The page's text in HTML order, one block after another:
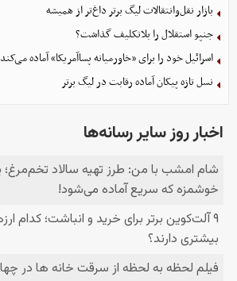
بازار نقل‌وانتقالات لیگ برتر داغ‌تر از همیشه
جنپو استقلال را بلاتکلیف گذاشت؟
اسرائیل خود را برای «خاورمیانه پساآمریکا» آماده می‌کند
نسل تازه پیکان آماده رقابت در لیگ برتر